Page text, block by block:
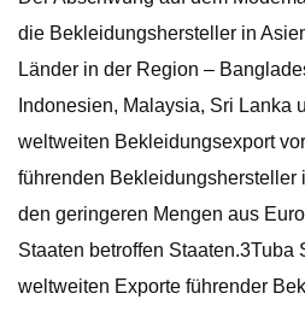
die Bekleidungshersteller in
Länder in der Region –
Indonesien, Malaysia, Sri Lanka
weltweiten Bekleidungsexport
führenden Bekleidungshersteller
den geringeren Mengen aus
Staaten betroffen Staaten.3Tuba
weltweiten Exporte führender